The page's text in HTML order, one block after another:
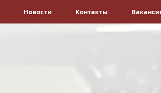
Новости Контакты